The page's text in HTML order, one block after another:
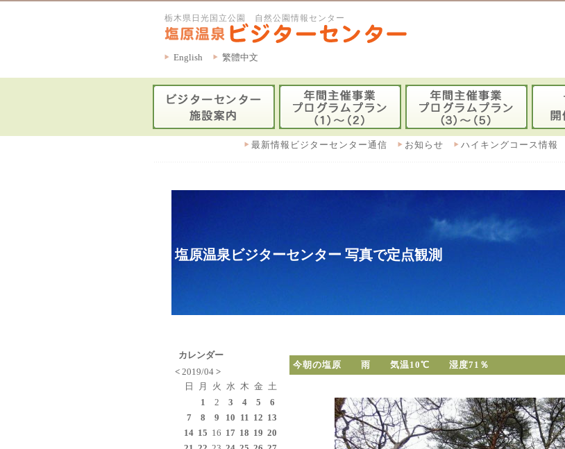
栃木県日光国立公園 自然公園情報センター
English 繁體中文
ハイキングコース情報
お知らせ
最新情報ビジターセンター通信
塩原温泉ビジターセンター 写真で定点観測
今朝の塩原 雨 気温10℃ 湿度71％
カレンダー
< 2019/04 >
日
月 火 水 木 金 土
1
2 3 4 5
6
7
8 9 10 11 12 13
14 15 16 17 18 19 20